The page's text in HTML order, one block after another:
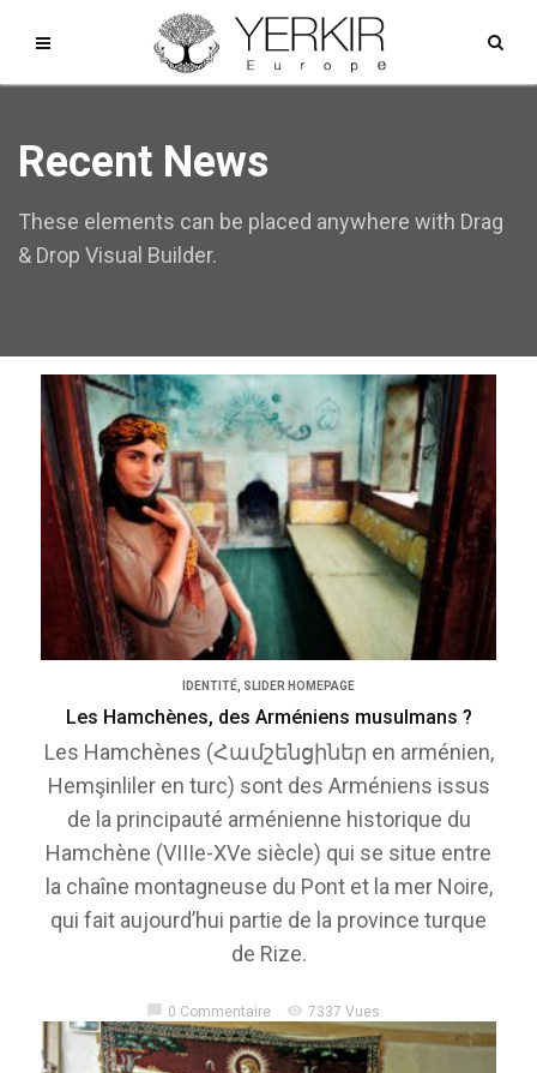
Recent News
These elements can be placed anywhere with Drag
& Drop Visual Builder.
IDENTITÉ SLIDER HOMEPAGE
Les Hamchènes, des Arméniens musulmans ?
Les Hamchènes (Համշենցիներ en arménien,
Hemşinliler en turc) sont des Arméniens issus
de la principauté arménienne historique du
Hamchène (VIIIe-XVe siècle) qui se situe entre
la chaîne montagneuse du Pont et la mer Noire,
qui fait aujourd’hui partie de la province turque
de Rize.
0 Commentaire visibility 7337 Vues